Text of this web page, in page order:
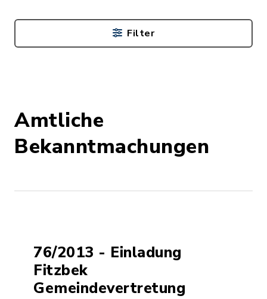
Amtliche
Bekanntmachungen
76/2013 - Einladung
Fitzbek
Gemeindevertretung
Filter